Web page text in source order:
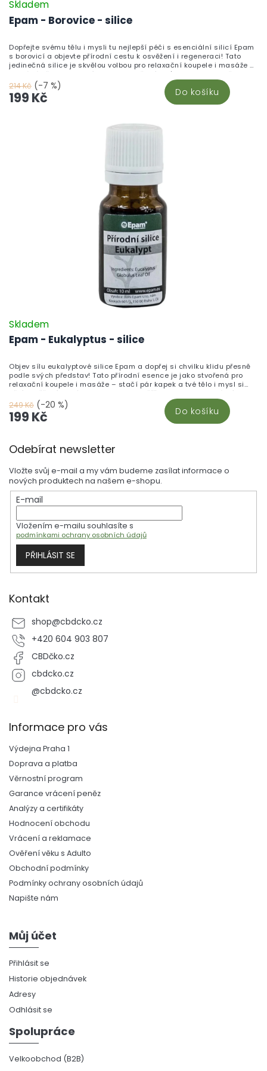
Epam - Borovice - silice
Skladem
214 Kč (-7 %)
199 Kč Do košíku
Dopřejte svému tělu i mysli tu nejlepší péči s esenciální silicí Epam
s borovicí a objevte přírodní cestu k osvěžení i regeneraci! Tato
jedinečná silice je skvělou volbou pro relaxační koupele i masáže –
pomáhá při nachlazení, prokrvuje a čistí pleť a optimalizuje činnost
vlasové pokožky. Vychutnejte si harmonii a sílu přírody v každé
kapce a dopřejte si chvíle klidu a svěžesti, které si vaše tělo i mysl
zaslouží. Skvělý pomocník pro všechny, kdo chtějí svému tělu dopřát
Epam - Eukalyptus - silice
Skladem
249 Kč (-20 %)
199 Kč Do košíku
Objev sílu eukalyptové silice Epam a dopřej si chvilku klidu přesně
podle svých představ! Tato přírodní esence je jako stvořená pro
relaxační koupele i masáže – stačí pár kapek a tvé tělo i mysl si
užijí osvěžení, které si opravdu zasloužíš. Eukalyptus je známý
svými čistícími a povzbuzujícími účinky, krásně provoní koupelnu a
přirozeně podpoří tvůj pocit pohody.Vyzkoušej, jak může eukalyptová
silice zpříjemnit tvůj den – ať už potřebuješ načerpat novou energii,
harmonii a svěžest, která tě bude provázet ještě dlouho po koupeli.
Odebírat newsletter
Vložte svůj e-mail a my vám budeme zasílat informace o
nových produktech na našem e-shopu.
E-mail
Vložením e-mailu souhlasíte s
podmínkami ochrany osobních údajů
PŘIHLÁSIT SE
Kontakt
shop@cbdcko.cz
+420 604 903 807
CBDčko.cz
cbdcko.cz
@cbdcko.cz
Informace pro vás
Výdejna Praha 1
Doprava a platba
Věrnostní program
Garance vrácení peněz
Analýzy a certifikáty
Hodnocení obchodu
Vrácení a reklamace
Ověření věku s Adulto
Obchodní podmínky
Podmínky ochrany osobních údajů
Napište nám
Můj účet
Přihlásit se
Historie objednávek
Adresy
Odhlásit se
Spolupráce
Velkoobchod (B2B)